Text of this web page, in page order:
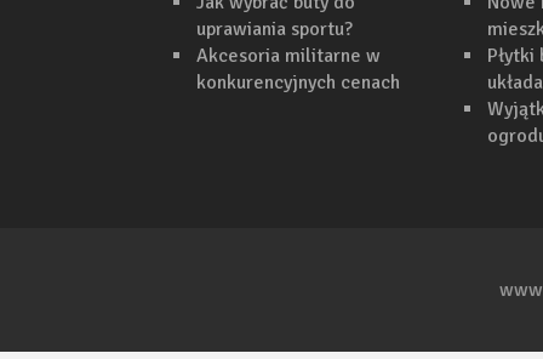
uprawiania sportu?
Akcesoria militarne w
konkurencyjnych cenach